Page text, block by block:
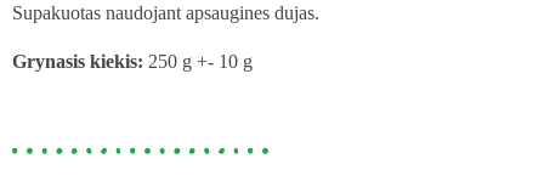
Supakuotas naudojant apsaugines dujas.
Grynasis kiekis: 250 g +- 10 g